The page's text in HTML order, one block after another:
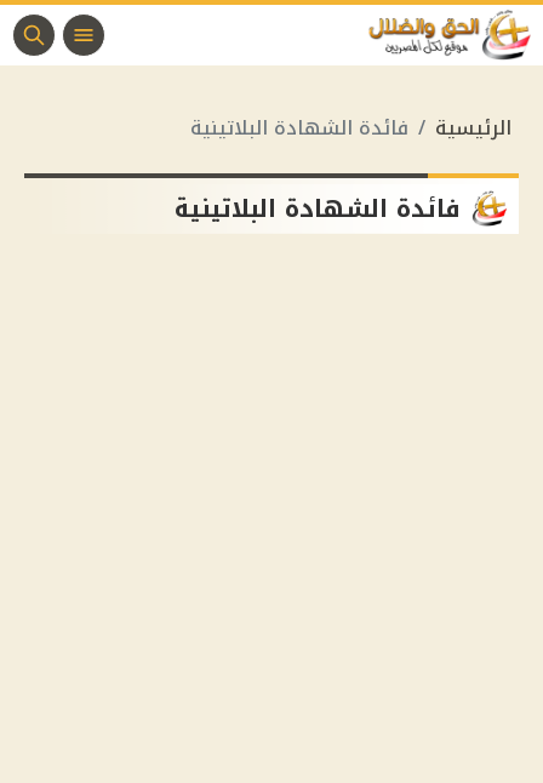
الرئيسية فائدة الشهادة البلاتينية
فائدة الشهادة البلاتينية